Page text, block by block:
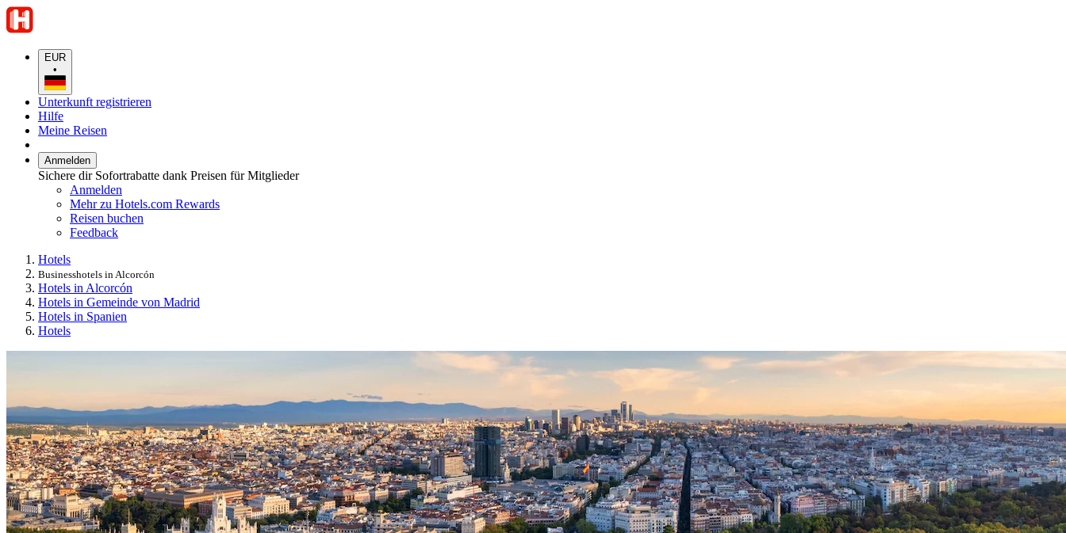
EUR
•
Unterkunft registrieren
Hilfe
Meine Reisen
Anmelden
Sichere dir Sofortrabatte dank Preisen für Mitglieder
Anmelden
Mehr zu Hotels.com Rewards
Reisen buchen
Feedback
Hotels
Businesshotels in Alcorcón
Hotels in Alcorcón
Hotels in Gemeinde von Madrid
Hotels in Spanien
Hotels